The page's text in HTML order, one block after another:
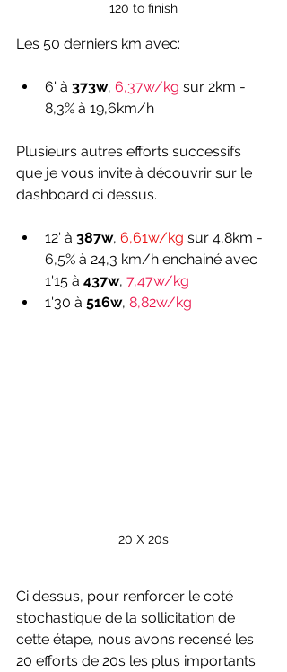
120 to finish
Les 50 derniers km avec:
6' à 373w, 6,37w/kg sur 2km -
8,3% à 19,6km/h
Plusieurs autres efforts successifs
que je vous invite à découvrir sur le
dashboard ci dessus.
12' à 387w, 6,61w/kg sur 4,8km -
6,5% à 24,3 km/h enchainé avec
1'15 à 437w, 7,47w/kg
1'30 à 516w, 8,82w/kg
20 X 20s
Ci dessus, pour renforcer le coté
stochastique de la sollicitation de
cette étape, nous avons recensé les
20 efforts de 20s les plus importants